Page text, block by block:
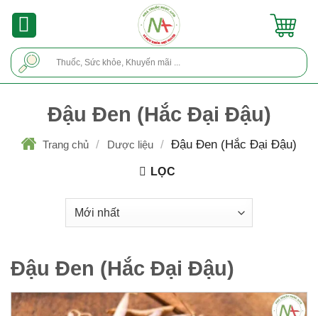
Đậu Đen (Hắc Đại Đậu)
Trang chủ / Dược liệu / Đậu Đen (Hắc Đại Đậu)
LỌC
Đậu Đen (Hắc Đại Đậu)